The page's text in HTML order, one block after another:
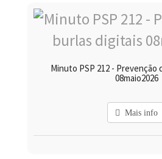
Minuto PSP 212 - Prevenção
08maio2026
Mais info